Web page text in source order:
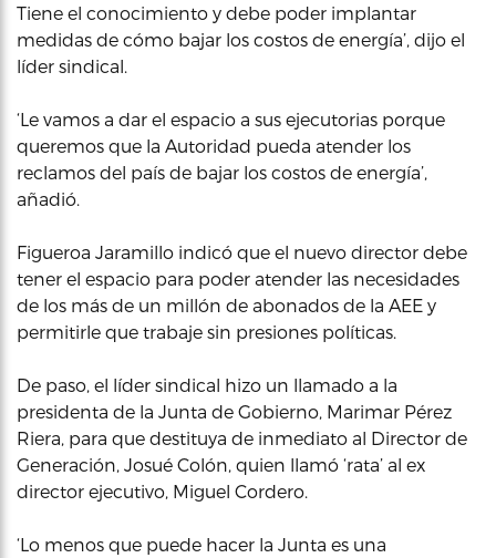
Tiene el conocimiento y debe poder implantar
medidas de cómo bajar los costos de energía’, dijo el
líder sindical.
‘Le vamos a dar el espacio a sus ejecutorias porque
queremos que la Autoridad pueda atender los
reclamos del país de bajar los costos de energía’,
añadió.
Figueroa Jaramillo indicó que el nuevo director debe
tener el espacio para poder atender las necesidades
de los más de un millón de abonados de la AEE y
permitirle que trabaje sin presiones políticas.
De paso, el líder sindical hizo un llamado a la
presidenta de la Junta de Gobierno, Marimar Pérez
Riera, para que destituya de inmediato al Director de
Generación, Josué Colón, quien llamó ‘rata’ al ex
director ejecutivo, Miguel Cordero.
‘Lo menos que puede hacer la Junta es una